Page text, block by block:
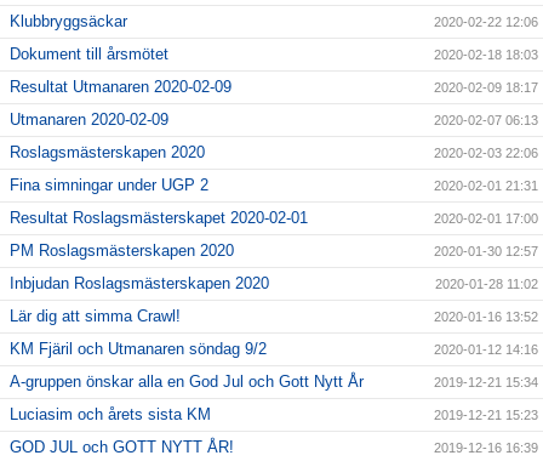
Klubbryggsäckar 2020-02-22 12:06
Dokument till årsmötet 2020-02-18 18:03
Resultat Utmanaren 2020-02-09 2020-02-09 18:17
Utmanaren 2020-02-09 2020-02-07 06:13
Roslagsmästerskapen 2020 2020-02-03 22:06
Fina simningar under UGP 2 2020-02-01 21:31
Resultat Roslagsmästerskapet 2020-02-01 2020-02-01 17:00
PM Roslagsmästerskapen 2020 2020-01-30 12:57
Inbjudan Roslagsmästerskapen 2020 2020-01-28 11:02
Lär dig att simma Crawl! 2020-01-16 13:52
KM Fjäril och Utmanaren söndag 9/2 2020-01-12 14:16
A-gruppen önskar alla en God Jul och Gott Nytt År 2019-12-21 15:34
Luciasim och årets sista KM 2019-12-21 15:23
GOD JUL och GOTT NYTT ÅR! 2019-12-16 16:39